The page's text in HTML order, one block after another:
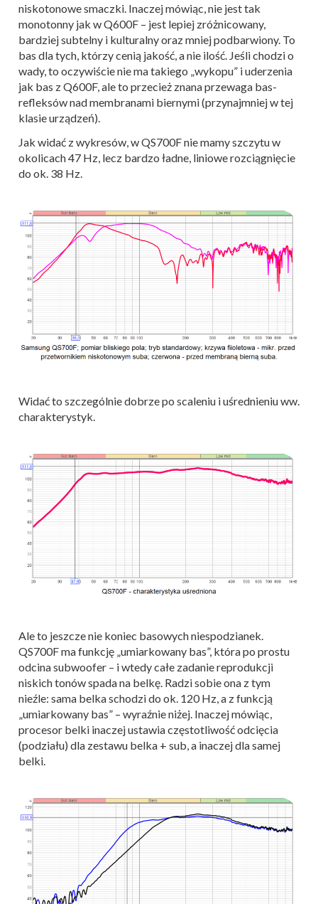
niskotonowe smaczki. Inaczej mówiąc, nie jest tak
monotonny jak w Q600F – jest lepiej zróżnicowany,
bardziej subtelny i kulturalny oraz mniej podbarwiony. To
bas dla tych, którzy cenią jakość, a nie ilość. Jeśli chodzi o
wady, to oczywiście nie ma takiego „wykopu” i uderzenia
jak bas z Q600F, ale to przecież znana przewaga bas-
refleksów nad membranami biernymi (przynajmniej w tej
klasie urządzeń).
Jak widać z wykresów, w QS700F nie mamy szczytu w
okolicach 47 Hz, lecz bardzo ładne, liniowe rozciągnięcie
do ok. 38 Hz.
Widać to szczególnie dobrze po scaleniu i uśrednieniu ww.
charakterystyk.
Ale to jeszcze nie koniec basowych niespodzianek.
QS700F ma funkcję „umiarkowany bas”, która po prostu
odcina subwoofer – i wtedy całe zadanie reprodukcji
niskich tonów spada na belkę. Radzi sobie ona z tym
nieźle: sama belka schodzi do ok. 120 Hz, a z funkcją
„umiarkowany bas” – wyraźnie niżej. Inaczej mówiąc,
procesor belki inaczej ustawia częstotliwość odcięcia
(podziału) dla zestawu belka + sub, a inaczej dla samej
belki.